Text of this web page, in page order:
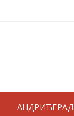
АНДРИЋГРАД